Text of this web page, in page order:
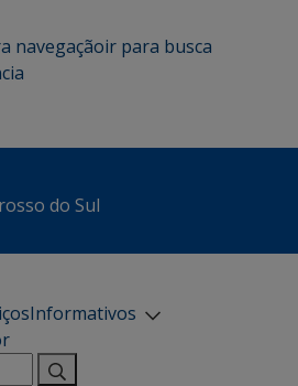
navegaçãoir para busca
do Sul
Informativos